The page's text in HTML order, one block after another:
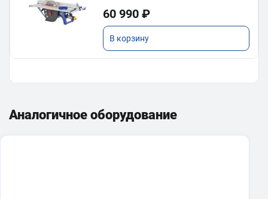
60 990 ₽
В корзину
Аналогичное оборудование